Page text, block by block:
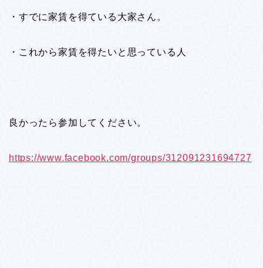
・すでに家賃を得ている大家さん。
・これから家賃を得たいと思っている人
良かったら参加してください。
https://www.facebook.com/groups/312091231694727